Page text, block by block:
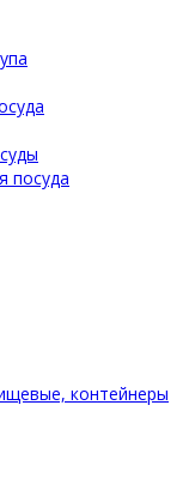
посуда
контейнеры